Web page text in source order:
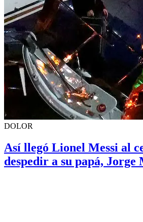
DOLOR
Así llegó Lionel Messi al
despedir a su papá, Jorge